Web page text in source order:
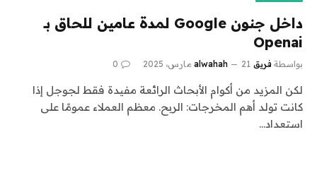
داخل جنون Google لمدة عامين للحاق بـ
Openai
بواسطة فريق alwahah 21 مارس، 2025 0
لكن المزيد من أكوام الأبحاث الرائعة مفيدة فقط لجوجل إذا
كانت تولد أهم المخرجات: الربح. معظم العملاء عمومًا على
استعداد…